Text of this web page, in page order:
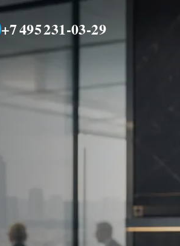
+7 495 231-03-29